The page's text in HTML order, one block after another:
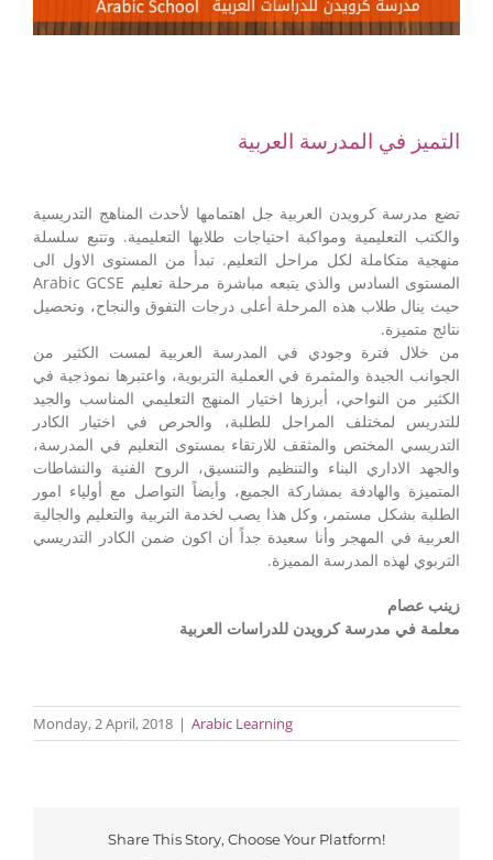
التميز في المدرسة العربية
تضع مدرسة كرويدن العربية جل اهتمامها لأحدث المناهج التدريسية
والكتب التعليمية ومواكبة احتياجات طلابها التعليمية. وتتبع سلسلة
منهجية متكاملة لكل مراحل التعليم. تبدأ من المستوى الاول الى
المستوى السادس والذي يتبعه مباشرة مرحلة تعليم Arabic GCSE
حيث ينال طلاب هذه المرحلة أعلى درجات التفوق والنجاح، وتحصيل
نتائج متميزة.
من خلال فترة وجودي في المدرسة العربية لمست الكثير من
الجوانب الجيدة والمثمرة في العملية التربوية، واعتبرها نموذجية في
الكثير من النواحي، أبرزها اختيار المنهج التعليمي المناسب والجيد
للتدريس لمختلف المراحل للطلبة، والحرص في اختيار الكادر
التدريسي المختص والمثقف للارتقاء بمستوى التعليم في المدرسة،
والجهد الاداري البناء والتنظيم والتنسيق، الروح الفنية والنشاطات
المتميزة والهادفة بمشاركة الجميع، وأيضاً التواصل مع أولياء امور
الطلبة بشكل مستمر، وكل هذا يصب لخدمة التربية والتعليم والجالية
العربية في المهجر وأنا سعيدة جداً أن اكون ضمن الكادر التدريسي
التربوي لهذه المدرسة المميزة.
زينب عصام
معلمة في مدرسة كرويدن للدراسات العربية
Monday, 2 April, 2018 | Arabic Learning
Share This Story, Choose Your Platform!